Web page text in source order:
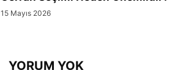
15 Mayıs 2026
YORUM YOK